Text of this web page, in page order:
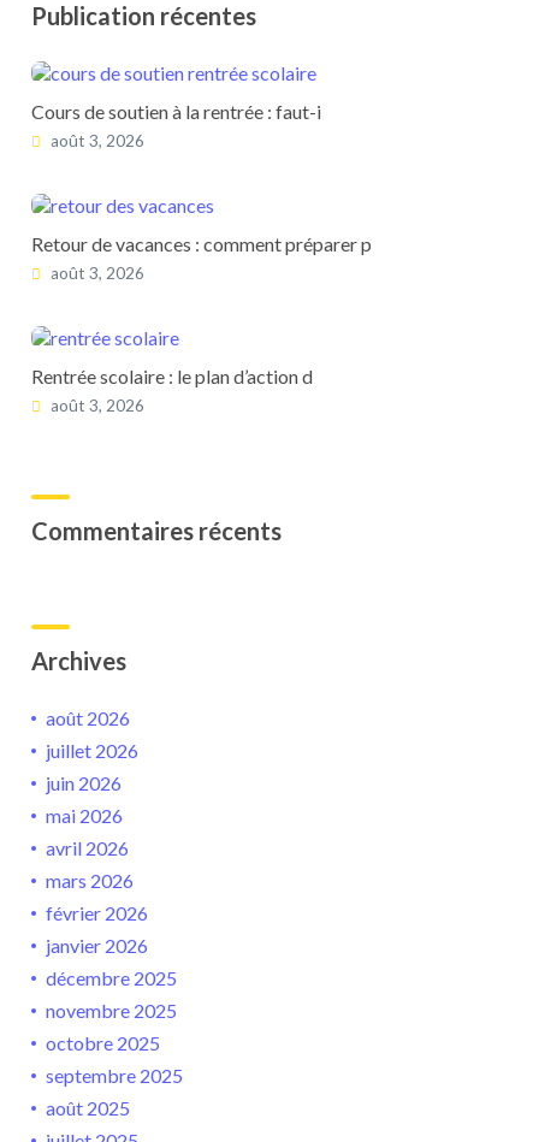
Publication récentes
Cours de soutien à la rentrée : faut-i
août 3, 2026
Retour de vacances : comment préparer p
août 3, 2026
Rentrée scolaire : le plan d’action d
août 3, 2026
Commentaires récents
Archives
août 2026
juillet 2026
juin 2026
mai 2026
avril 2026
mars 2026
février 2026
janvier 2026
décembre 2025
novembre 2025
octobre 2025
septembre 2025
août 2025